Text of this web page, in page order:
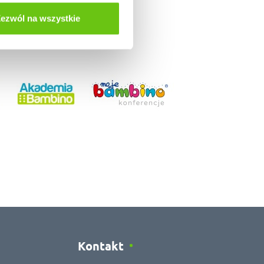
na wszystkie
Kontakt